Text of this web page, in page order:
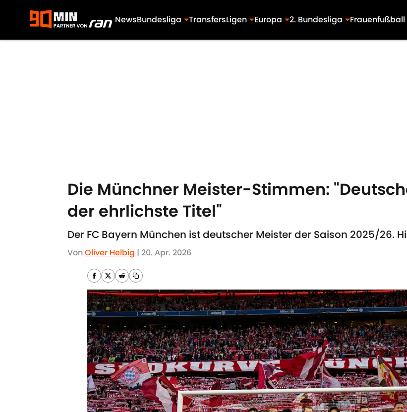
NewsBundesliga TransfersLigen Europa 2. Bundesliga Frauenfußball
Die Münchner Meister-Stimmen:
der ehrlichste Titel"
Der FC Bayern München ist deutscher Meister der Saison 2025/26.
VonOliver Helbig | 20. Apr. 2026